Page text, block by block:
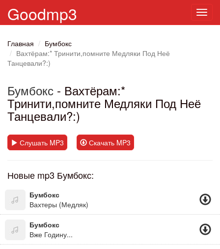
Goodmp3
Главная
Бумбокс
Вахтёрам:* Тринити,помните Медляки Под Неё
Танцевали?:)
Бумбокс - Вахтёрам:*
Тринити,помните Медляки Под Неё
Танцевали?:)
Слушать MP3 Скачать MP3
Новые mp3 Бумбокс:
Бумбокс
Вахтеры (Медляк)
Бумбокс
Вже Годину...